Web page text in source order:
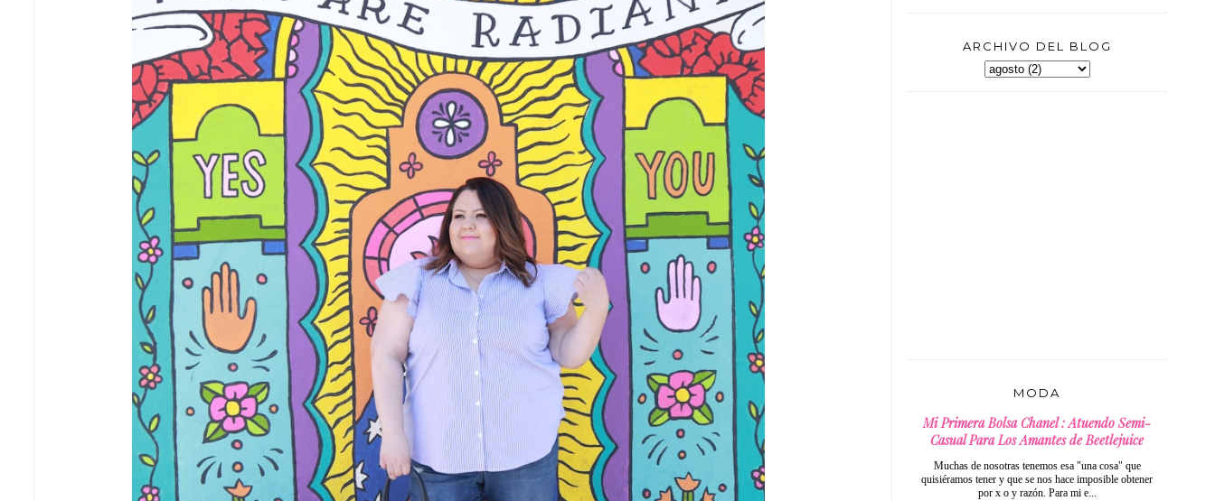
ARCHIVO DEL BLOG
MODA
Mi Primera Bolsa Chanel : Atuendo Semi-
Casual Para Los Amantes de Beetlejuice
Muchas de nosotras tenemos esa "una cosa" que
quisiéramos tener y que se nos hace imposible obtener
por x o y razón. Para mi e...